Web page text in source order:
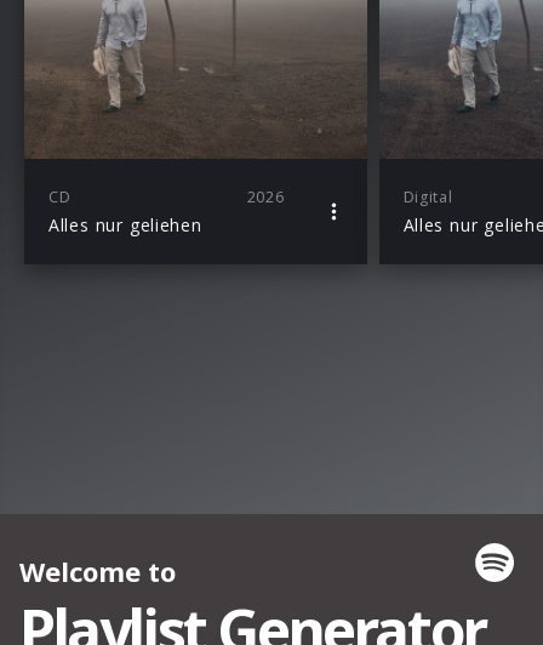
CD 2026
Alles nur geliehen
Digital
Alles nur